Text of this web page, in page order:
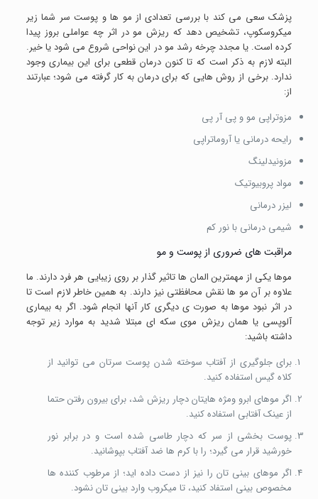
پزشک سعی می کند با بررسی تعدادی از مو ها و پوست سر شما زیر
میکروسکوپ، تشخیص دهد که ریزش مو در اثر چه عواملی بروز پیدا
کرده است. یا مجدد چرخه رشد مو در این نواحی شروع می شود یا خیر.
البته لازم به ذکر است که تا کنون درمان قطعی برای این بیماری وجود
ندارد. برخی از روش هایی که برای درمان به کار گرفته می شود؛ عبارتند
از:
مزوتراپی مو و پی آر پی
رایحه درمانی یا آروماتراپی
مزونیدلینگ
مواد پروبیوتیک
لیزر درمانی
شیمی درمانی با نور کم
مراقبت های ضروری از پوست و مو
موها یکی از مهمترین المان ها تاثیر گذار بر روی زیبایی هر فرد دارند. ما
علاوه بر آن مو ها نقش محافظتی نیز دارند. به همین خاطر لازم است تا
در اثر نبود موها به صورت ی دیگری کار آنها انجام شود. اگر به بیماری
آلوپسی یا همان ریزش موی سکه ای مبتلا شدید به موارد زیر توجه
داشته باشید:
برای جلوگیری از آفتاب سوخته شدن پوست سرتان می توانید از
کلاه گیس استفاده کنید.
اگر موهای ابرو ومژه هایتان دچار ریزش شد، برای بیرون رفتن حتما
از عینک آفتابی استفاده کنید.
پوست بخشی از سر که دچار طاسی شده است و در برابر نور
خورشید قرار می گیرد؛ را با کرم ها ضد آفتاب بپوشانید.
اگر موهای بینی تان را نیز از دست داده اید؛ از مرطوب کننده ها
مخصوص بینی استفاد کنید، تا میکروب وارد بینی تان نشود.